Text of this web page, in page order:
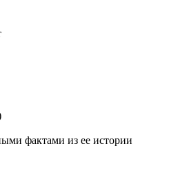
фактами из ее истории